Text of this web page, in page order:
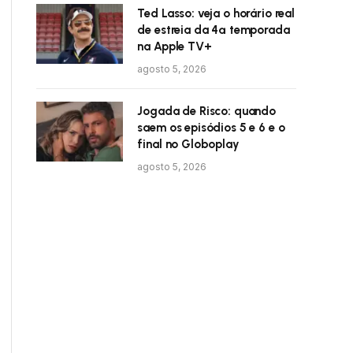
Ted Lasso: veja o horário real
de estreia da 4ª temporada
na Apple TV+
agosto 5, 2026
Jogada de Risco: quando
saem os episódios 5 e 6 e o
final no Globoplay
agosto 5, 2026